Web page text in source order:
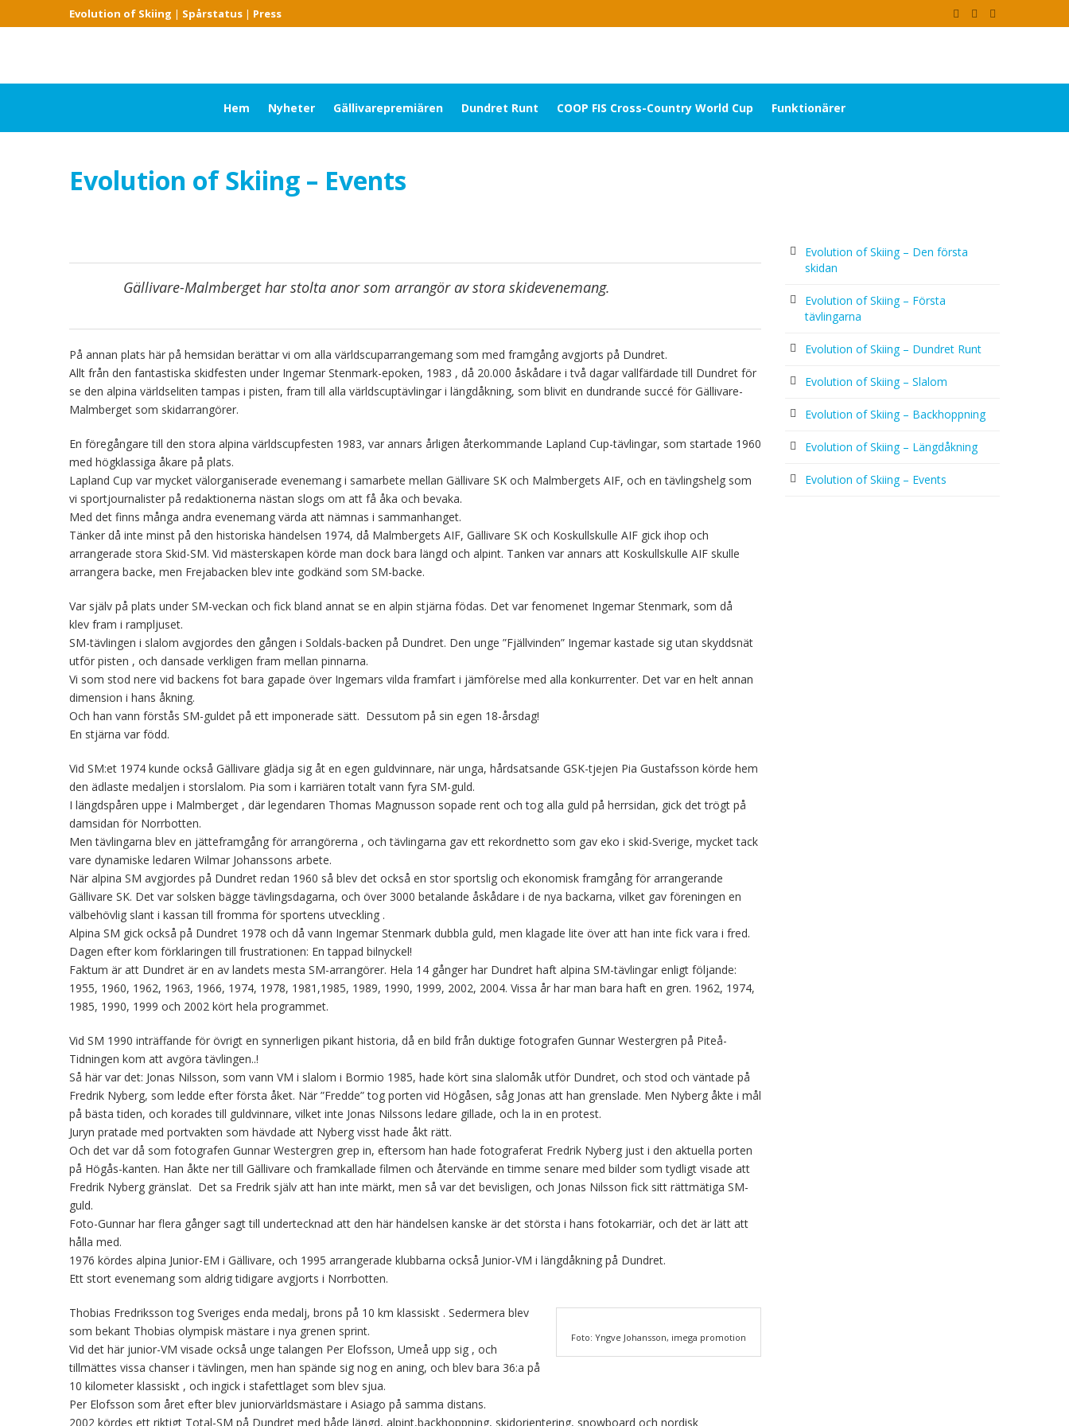
Evolution of Skiing | Spårstatus | Press
Hem Nyheter Gällivarepremiären Dundret Runt COOP FIS Cross-Country World Cup Funktionärer
Evolution of Skiing – Events
Gällivare-Malmberget har stolta anor som arrangör av stora skidevenemang.
På annan plats här på hemsidan berättar vi om alla världscuparrangemang som med framgång avgjorts på Dundret.
Allt från den fantastiska skidfesten under Ingemar Stenmark-epoken, 1983 , då 20.000 åskådare i två dagar vallfärdade till Dundret för
se den alpina världseliten tampas i pisten, fram till alla världscuptävlingar i längdåkning, som blivit en dundrande succé för Gällivare-
Malmberget som skidarrangörer.
En föregångare till den stora alpina världscupfesten 1983, var annars årligen återkommande Lapland Cup-tävlingar, som startade 1960
med högklassiga åkare på plats.
Lapland Cup var mycket välorganiserade evenemang i samarbete mellan Gällivare SK och Malmbergets AIF, och en tävlingshelg som
vi sportjournalister på redaktionerna nästan slogs om att få åka och bevaka.
Med det finns många andra evenemang värda att nämnas i sammanhanget.
Tänker då inte minst på den historiska händelsen 1974, då Malmbergets AIF, Gällivare SK och Koskullskulle AIF gick ihop och
arrangerade stora Skid-SM. Vid mästerskapen körde man dock bara längd och alpint. Tanken var annars att Koskullskulle AIF skulle
arrangera backe, men Frejabacken blev inte godkänd som SM-backe.
Var själv på plats under SM-veckan och fick bland annat se en alpin stjärna födas. Det var fenomenet Ingemar Stenmark, som då
klev fram i rampljuset.
SM-tävlingen i slalom avgjordes den gången i Soldals-backen på Dundret. Den unge ”Fjällvinden” Ingemar kastade sig utan skyddsnät
utför pisten , och dansade verkligen fram mellan pinnarna.
Vi som stod nere vid backens fot bara gapade över Ingemars vilda framfart i jämförelse med alla konkurrenter. Det var en helt annan
dimension i hans åkning.
Och han vann förstås SM-guldet på ett imponerade sätt. Dessutom på sin egen 18-årsdag!
En stjärna var född.
Vid SM:et 1974 kunde också Gällivare glädja sig åt en egen guldvinnare, när unga, hårdsatsande GSK-tjejen Pia Gustafsson körde hem
den ädlaste medaljen i storslalom. Pia som i karriären totalt vann fyra SM-guld.
I längdspåren uppe i Malmberget , där legendaren Thomas Magnusson sopade rent och tog alla guld på herrsidan, gick det trögt på
damsidan för Norrbotten.
Men tävlingarna blev en jätteframgång för arrangörerna , och tävlingarna gav ett rekordnetto som gav eko i skid-Sverige, mycket tack
vare dynamiske ledaren Wilmar Johanssons arbete.
När alpina SM avgjordes på Dundret redan 1960 så blev det också en stor sportslig och ekonomisk framgång för arrangerande
Gällivare SK. Det var solsken bägge tävlingsdagarna, och över 3000 betalande åskådare i de nya backarna, vilket gav föreningen en
välbehövlig slant i kassan till fromma för sportens utveckling .
Alpina SM gick också på Dundret 1978 och då vann Ingemar Stenmark dubbla guld, men klagade lite över att han inte fick vara i fred.
Dagen efter kom förklaringen till frustrationen: En tappad bilnyckel!
Faktum är att Dundret är en av landets mesta SM-arrangörer. Hela 14 gånger har Dundret haft alpina SM-tävlingar enligt följande:
1955, 1960, 1962, 1963, 1966, 1974, 1978, 1981,1985, 1989, 1990, 1999, 2002, 2004. Vissa år har man bara haft en gren. 1962, 1974,
1985, 1990, 1999 och 2002 kört hela programmet.
Vid SM 1990 inträffande för övrigt en synnerligen pikant historia, då en bild från duktige fotografen Gunnar Westergren på Piteå-
Tidningen kom att avgöra tävlingen..!
Så här var det: Jonas Nilsson, som vann VM i slalom i Bormio 1985, hade kört sina slalomåk utför Dundret, och stod och väntade på
Fredrik Nyberg, som ledde efter första åket. När ”Fredde” tog porten vid Högåsen, såg Jonas att han grenslade. Men Nyberg åkte i mål
på bästa tiden, och korades till guldvinnare, vilket inte Jonas Nilssons ledare gillade, och la in en protest.
Juryn pratade med portvakten som hävdade att Nyberg visst hade åkt rätt.
Och det var då som fotografen Gunnar Westergren grep in, eftersom han hade fotograferat Fredrik Nyberg just i den aktuella porten
på Högås-kanten. Han åkte ner till Gällivare och framkallade filmen och återvände en timme senare med bilder som tydligt visade att
Fredrik Nyberg gränslat. Det sa Fredrik själv att han inte märkt, men så var det bevisligen, och Jonas Nilsson fick sitt rättmätiga SM-
guld.
Foto-Gunnar har flera gånger sagt till undertecknad att den här händelsen kanske är det största i hans fotokarriär, och det är lätt att
hålla med.
1976 kördes alpina Junior-EM i Gällivare, och 1995 arrangerade klubbarna också Junior-VM i längdåkning på Dundret.
Ett stort evenemang som aldrig tidigare avgjorts i Norrbotten.
Foto: Yngve Johansson, imega promotion
Thobias Fredriksson tog Sveriges enda medalj, brons på 10 km klassiskt . Sedermera blev
som bekant Thobias olympisk mästare i nya grenen sprint.
Vid det här junior-VM visade också unge talangen Per Elofsson, Umeå upp sig , och
tillmättes vissa chanser i tävlingen, men han spände sig nog en aning, och blev bara 36:a på
10 kilometer klassiskt , och ingick i stafettlaget som blev sjua.
Per Elofsson som året efter blev juniorvärldsmästare i Asiago på samma distans.
2002 kördes ett riktigt Total-SM på Dundret med både längd, alpint,backhoppning, skidorientering, snowboard och nordisk
Evolution of Skiing – Den första
skidan
Evolution of Skiing – Första
tävlingarna
Evolution of Skiing – Dundret Runt
Evolution of Skiing – Slalom
Evolution of Skiing – Backhoppning
Evolution of Skiing – Längdåkning
Evolution of Skiing – Events